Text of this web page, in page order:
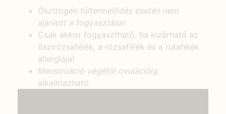
Ösztrogén túltermelődés esetén nem
ajánlott a fogyasztása!
Csak akkor fogyasztható, ha kizárható az
őszirózsafélék, a rózsafélék és a rutafélék
allergiája!
Menstruáció végétől ovulációig
alkalmazható.